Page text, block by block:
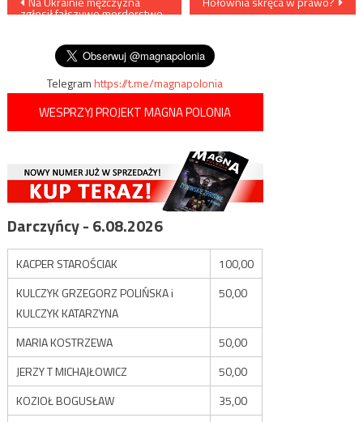
zgłosił fałszywe morderstwo
Telegramhttps://t.me/magnapolonia
WESPRZYJ PROJEKT MAGNA POLONIA
Darczyńcy - 6.08.2026
KACPER STAROŚCIAK
100,00
KULCZYK GRZEGORZ POLIŃSKA i
KULCZYK KATARZYNA
50,00
MARIA KOSTRZEWA
50,00
JERZY T MICHAJŁOWICZ
50,00
KOZIOŁ BOGUSŁAW
35,00